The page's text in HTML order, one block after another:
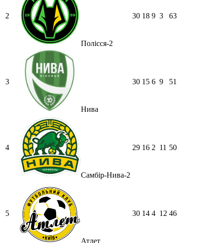
2
Полісся-2
30 18 9 3 63
3
Нива
30 15 6 9 51
4
Самбір-Нива-2
29 16 2 11 50
5
Атлет
30 14 4 12 46